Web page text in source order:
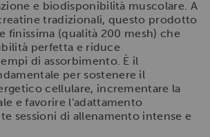
e biodisponibilità muscolare. A
tradizionali, questo prodotto
finissima (qualità 200 mesh) che
perfetta e riduce
di assorbimento. È il
per sostenere il
cellulare, incrementare la
e favorire l'adattamento
sessioni di allenamento intense e